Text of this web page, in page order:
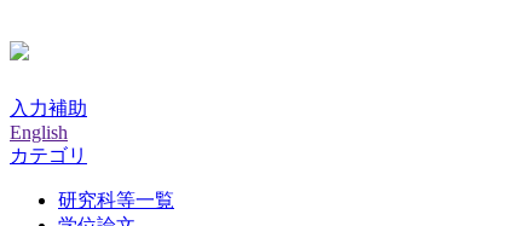
入力補助
English
カテゴリ
研究科等一覧